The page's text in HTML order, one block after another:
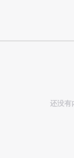
还没有